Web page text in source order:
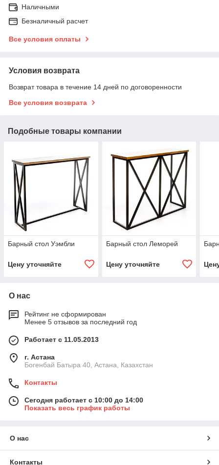
Наличными
Безналичный расчет
Все условия оплаты
Условия возврата
Возврат товара в течение 14 дней по договоренности
Все условия возврата
Подобные товары компании
Барный стол Уэмбли
Цену уточняйте
Барный стол Леморей
Цену уточняйте
О нас
Рейтинг не сформирован
Менее 5 отзывов за последний год
Работает с 11.05.2013
г. Астана
Богенбай Батыра 40, Астана, Казахстан
Контакты
Сегодня работает с 10:00 до 14:00
Показать весь график работы
О нас
Контакты